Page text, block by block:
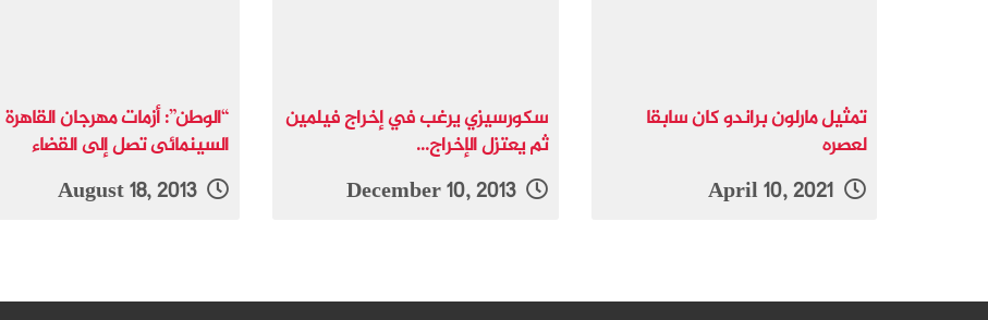
تمثيل مارلون براندو كان سابقا
لعصره
سكورسيزي يرغب في إخراج فيلمين
ثم يعتزل الإخراج...
December 10, 2013
“الوطن”: أزمات مهرجان القاهرة
السينمائى تصل إلى القضاء
August 18, 2013